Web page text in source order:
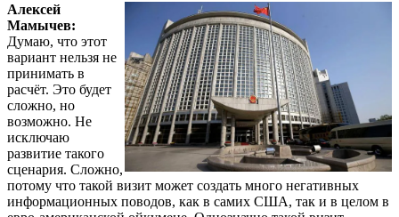
Алексей
Мамычев:
Думаю, что этот
вариант нельзя не
принимать в
расчёт. Это будет
сложно, но
возможно. Не
исключаю
развитие такого
сценария. Сложно,
потому что такой визит может создать много негативных
информационных поводов, как в самих США, так и в целом в